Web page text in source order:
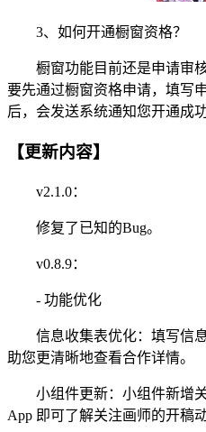
3、如何开通橱窗资格？
橱窗功能目前还是申请审核
要先通过橱窗资格申请，填写
后，会发送系统通知您开通成功
【更新内容】
v2.1.0：
修复了已知的Bug。
v0.8.9：
- 功能优化
信息收集表优化：填写信息
助您更清晰地查看合作详情。
小组件更新：小组件新增关
App 即可了解关注画师的开稿动